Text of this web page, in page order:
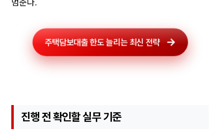
멈춘다.
주택담보대출 한도 늘리는 최신 전략
진행 전 확인할 실무 기준